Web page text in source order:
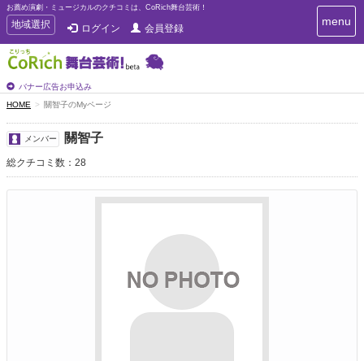
お薦め演劇・ミュージカルのクチコミは、CoRich舞台芸術！
T
o
g
g
e
n
a
v
i
g
a
t
地域選択 ログイン 会員登録
バナー広告お申込み
T
o
menu
HOME 關智子のMyページ
メンバー 關智子
総クチコミ数：28